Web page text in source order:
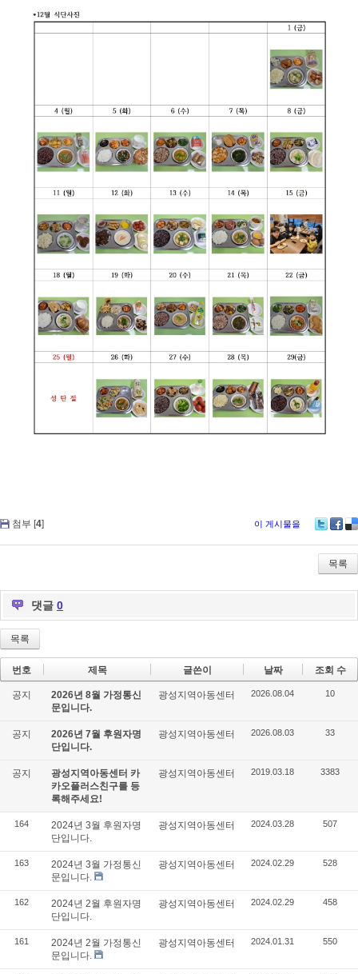
첨부 [4] 이 게시물을
itte ce
bo
ok
lici
ou
s
목록
댓글 0
목록
번호 제목 글쓴이 날짜 조회 수
공지
2026년 8월 가정통신
문입니다.
광성지역아동센터 2026.08.04 10
공지
2026년 7월 후원자명
단입니다.
광성지역아동센터 2026.08.03 33
공지
광성지역아동센터 카
카오플러스친구를 등
록해주세요!
광성지역아동센터 2019.03.18 3383
164
2024년 3월 후원자명
단입니다.
광성지역아동센터 2024.03.28 507
163
2024년 3월 가정통신
문입니다.
광성지역아동센터 2024.02.29 528
162
2024년 2월 후원자명
단입니다.
광성지역아동센터 2024.02.29 458
161
2024년 2월 가정통신
문입니다.
광성지역아동센터 2024.01.31 550